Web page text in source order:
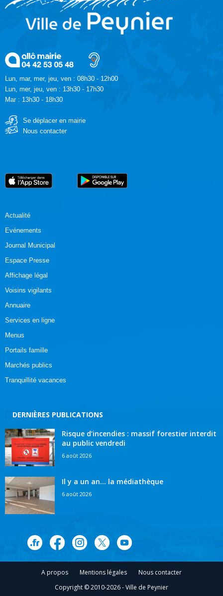
Lun, mar, mer, jeu, ven : 08h30 - 12h00
Lun, mer, jeu, ven : 13h30 - 17h30
Mar : 13h30 - 18h30
Se déplacer en mairie
Nous contacter
Actualité
Evénements
Journal Municipal
Espace Presse
Affichage légal
Voisins vigilants
Annuaire
Services en ligne
Menus
Portails famille
Marchés publics
Tranquillité vacances
DERNIÈRES PUBLICATIONS
Risque d’incendies : massif forestier interdit
au public vendredi
6 août 2026
Il y a un an… la médiathèque
6 août 2026
A propos Mentions légales
Nous contacter
Copyright © 2010-2026 - Ville de Peynier